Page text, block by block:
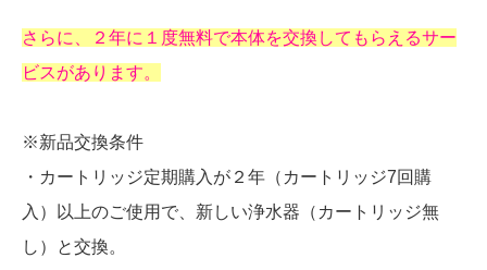
さらに、２年に１度無料で本体を交換してもらえるサー
ビスがあります。
※新品交換条件
・カートリッジ定期購入が２年（カートリッジ7回購
入）以上のご使用で、新しい浄水器（カートリッジ無
し）と交換。